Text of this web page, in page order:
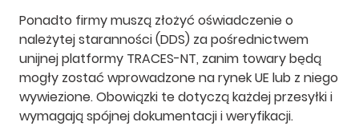
Ponadto firmy muszą złożyć oświadczenie o
należytej staranności (DDS) za pośrednictwem
unijnej platformy TRACES-NT, zanim towary będą
mogły zostać wprowadzone na rynek UE lub z niego
wywiezione. Obowiązki te dotyczą każdej przesyłki i
wymagają spójnej dokumentacji i weryfikacji.